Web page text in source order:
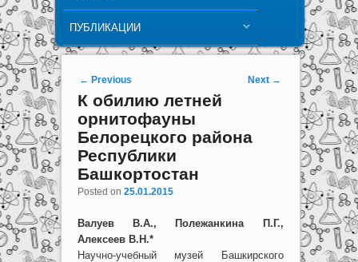
ПУБЛИКАЦИИ
Post navigation
← Previous Next →
К обилию летней
орнитофауны
Белорецкого района
Республики
Башкортостан
Posted on 25.01.2015
Валуев В.А., Полежанкина П.Г.,
Алексеев В.Н.*
Научно-учебный музей Башкирского